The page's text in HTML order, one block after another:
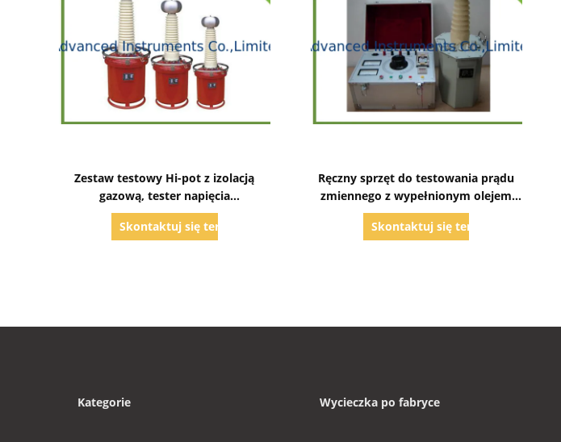
Zestaw testowy Hi-pot z izolacją
gazową, tester napięcia
wytrzymywanej częstotliwości
zasilania
Skontaktuj się teraz
Ręczny sprzęt do testowania prądu
zmiennego z wypełnionym olejem
transformatorem WN
Skontaktuj się teraz
Kategorie Wycieczka po fabryce